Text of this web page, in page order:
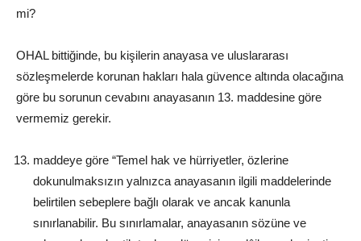
mi?
OHAL bittiğinde, bu kişilerin anayasa ve uluslararası
sözleşmelerde korunan hakları hala güvence altında olacağına
göre bu sorunun cevabını anayasanın 13. maddesine göre
vermemiz gerekir.
maddeye göre “Temel hak ve hürriyetler, özlerine
dokunulmaksızın yalnızca anayasanın ilgili maddelerinde
belirtilen sebeplere bağlı olarak ve ancak kanunla
sınırlanabilir. Bu sınırlamalar, anayasanın sözüne ve